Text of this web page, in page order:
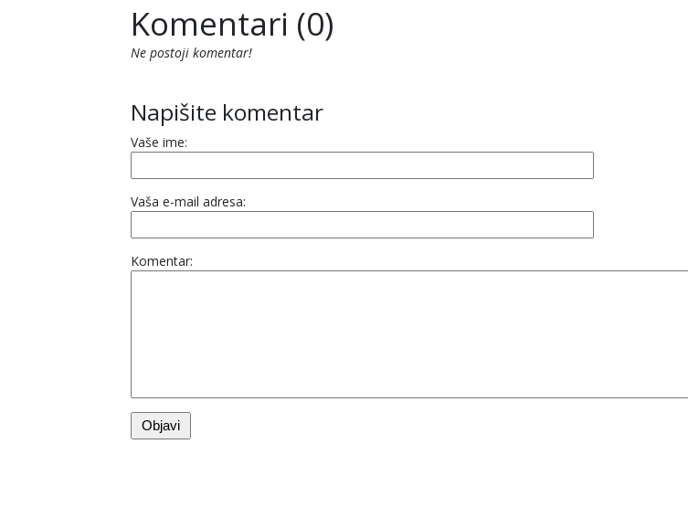
Komentari (0)
Ne postoji komentar!
Napišite komentar
Vaše ime:
Vaša e-mail adresa:
Komentar: